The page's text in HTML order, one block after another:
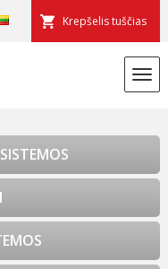
Krepšelis tuščias